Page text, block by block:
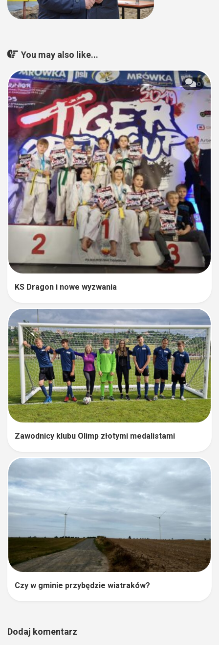
You may also like...
0
KS Dragon i nowe wyzwania
Zawodnicy klubu Olimp złotymi medalistami
Czy w gminie przybędzie wiatraków?
Dodaj komentarz